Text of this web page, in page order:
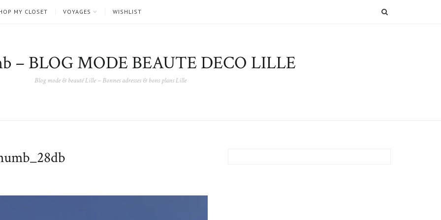
MY CLOSET VOYAGES WISHLIST
– BLOG MODE BEAUTE DECO LILLE
Blog mode & beauté Lille – Bonnes adresses & bons plans Lille